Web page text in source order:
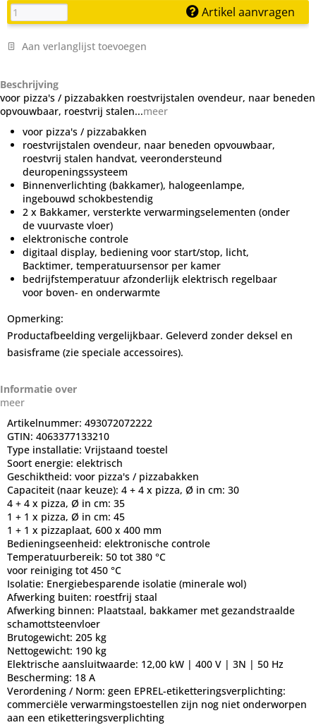
Artikel aanvragen
Aan verlanglijst toevoegen
Beschrijving
voor pizza's / pizzabakken roestvrijstalen ovendeur, naar beneden
opvouwbaar, roestvrij stalen...meer
voor pizza's / pizzabakken
roestvrijstalen ovendeur, naar beneden opvouwbaar,
roestvrij stalen handvat, veerondersteund
deuropeningssysteem
Binnenverlichting (bakkamer), halogeenlampe,
ingebouwd schokbestendig
2 x Bakkamer, versterkte verwarmingselementen (onder
de vuurvaste vloer)
elektronische controle
digitaal display, bediening voor start/stop, licht,
Backtimer, temperatuursensor per kamer
bedrijfstemperatuur afzonderlijk elektrisch regelbaar
voor boven- en onderwarmte
Opmerking:
Productafbeelding vergelijkbaar. Geleverd zonder deksel en
basisframe (zie speciale accessoires).
Informatie over
meer
Artikelnummer: 493072072222
GTIN: 4063377133210
Type installatie: Vrijstaand toestel
Soort energie: elektrisch
Geschiktheid: voor pizza's / pizzabakken
Capaciteit (naar keuze): 4 + 4 x pizza, Ø in cm: 30
4 + 4 x pizza, Ø in cm: 35
1 + 1 x pizza, Ø in cm: 45
1 + 1 x pizzaplaat, 600 x 400 mm
Bedieningseenheid: elektronische controle
Temperatuurbereik: 50 tot 380 °C
voor reiniging tot 450 °C
Isolatie: Energiebesparende isolatie (minerale wol)
Afwerking buiten: roestfrij staal
Afwerking binnen: Plaatstaal, bakkamer met gezandstraalde
schamottsteenvloer
Brutogewicht: 205 kg
Nettogewicht: 190 kg
Elektrische aansluitwaarde: 12,00 kW | 400 V | 3N | 50 Hz
Bescherming: 18 A
Verordening / Norm: geen EPREL-etiketteringsverplichting:
commerciële verwarmingstoestellen zijn nog niet onderworpen
aan een etiketteringsverplichting